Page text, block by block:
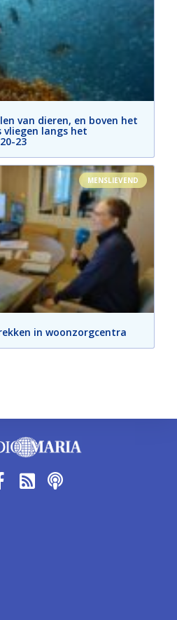
van dieren, en boven het
vliegen langs het
23
MENSLIEVEND
in woonzorgcentra